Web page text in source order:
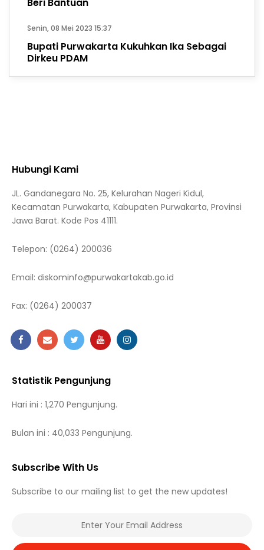
Senin, 08 Mei 2023 15:37
Bupati Purwakarta Kukuhkan Ika Sebagai
Dirkeu PDAM
Hubungi Kami
JL. Gandanegara No. 25, Kelurahan Nageri Kidul,
Kecamatan Purwakarta, Kabupaten Purwakarta, Provinsi
Jawa Barat. Kode Pos 41111.
Telepon: (0264) 200036
Email: diskominfo@purwakartakab.go.id
Fax: (0264) 200037
Statistik Pengunjung
Hari ini : 1,270 Pengunjung.
Bulan ini : 40,033 Pengunjung.
Subscribe With Us
Subscribe to our mailing list to get the new updates!